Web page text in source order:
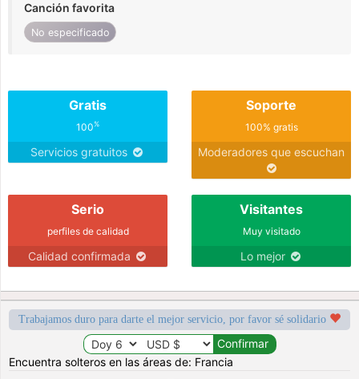
Canción favorita
No especificado
Gratis
100%
Servicios gratuitos
Soporte
100% gratis
Moderadores que escuchan
Serio
perfiles de calidad
Calidad confirmada
Visitantes
Muy visitado
Lo mejor
Trabajamos duro para darte el mejor servicio, por favor sé solidario
Encuentra solteros en las áreas de: Francia